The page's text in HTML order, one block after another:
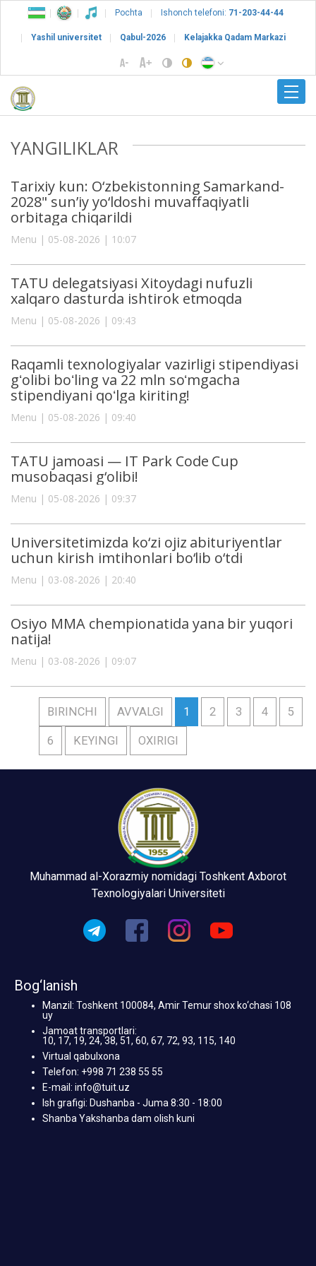
Pochta Ishonch telefoni: 71-203-44-44
Yashil universitet Qabul-2026 Kelajakka Qadam Markazi
YANGILIKLAR
Tarixiy kun: O‘zbekistonning Samarkand-
2028" sun’iy yo‘ldoshi muvaffaqiyatli
orbitaga chiqarildi
Menu | 05-08-2026 | 10:07
TATU delegatsiyasi Xitoydagi nufuzli
xalqaro dasturda ishtirok etmoqda
Menu | 05-08-2026 | 09:43
Raqamli texnologiyalar vazirligi stipendiyasi
gʻolibi boʻling va 22 mln soʻmgacha
stipendiyani qoʻlga kiriting!
Menu | 05-08-2026 | 09:40
TATU jamoasi — IT Park Code Cup
musobaqasi g‘olibi!
Menu | 05-08-2026 | 09:37
Universitetimizda ko‘zi ojiz abituriyentlar
uchun kirish imtihonlari bo‘lib o‘tdi
Menu | 03-08-2026 | 20:40
Osiyo MMA chempionatida yana bir yuqori
natija!
Menu | 03-08-2026 | 09:07
BIRINCHI AVVALGI 1 2 3 4 5
6 KEYINGI OXIRIGI
Muhammad al-Xorazmiy nomidagi Toshkent Axborot
Texnologiyalari Universiteti
Bog‘lanish
Manzil: Toshkent 100084, Amir Temur shox ko‘chasi 108
uy
Jamoat transportlari:
10, 17, 19, 24, 38, 51, 60, 67, 72, 93, 115, 140
Virtual qabulxona
Telefon: +998 71 238 55 55
E-mail: info@tuit.uz
Ish grafigi: Dushanba - Juma 8:30 - 18:00
Shanba Yakshanba dam olish kuni